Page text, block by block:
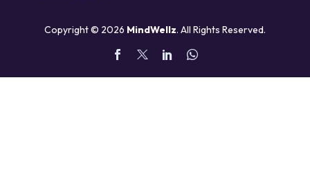
Copyright © 2026 MindWellz. All Rights Reserved.